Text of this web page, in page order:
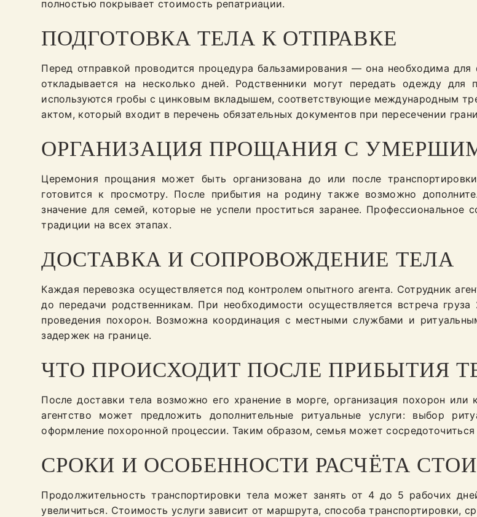
полностью покрывает стоимость репатриации.
ПОДГОТОВКА ТЕЛА К ОТПРАВКЕ
Перед отправкой проводится процедура бальзамирования — она необходима
откладывается на несколько дней. Родственники могут передать одежду для
используются гробы с цинковым вкладышем, соответствующие международным
актом, который входит в перечень обязательных документов при пересечении
ОРГАНИЗАЦИЯ ПРОЩАНИЯ С
Церемония прощания может быть организована до или после
готовится к просмотру. После прибытия на родину также возможно
значение для семей, которые не успели проститься заранее. Профессиональное
традиции на всех этапах.
ДОСТАВКА И СОПРОВОЖДЕНИЕ ТЕЛА
Каждая перевозка осуществляется под контролем опытного агента. Сотрудник
до передачи родственникам. При необходимости осуществляется встреча
проведения похорон. Возможна координация с местными службами и
задержек на границе.
ЧТО ПРОИСХОДИТ ПОСЛЕ ПРИБЫТИЯ
После доставки тела возможно его хранение в морге, организация похорон или
агентство может предложить дополнительные ритуальные услуги: выбор
оформление похоронной процессии. Таким образом, семья может
СРОКИ И ОСОБЕННОСТИ РАСЧЁТА
Продолжительность транспортировки тела может занять от 4 до 5 рабочих
увеличиться. Стоимость услуги зависит от маршрута, способа транспортировки,